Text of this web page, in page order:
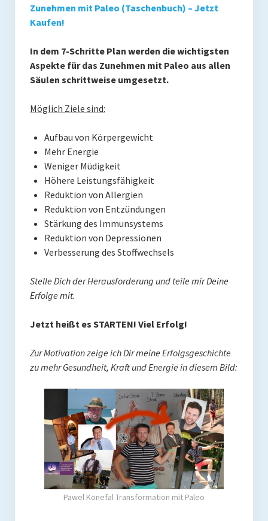
Zunehmen mit Paleo (Taschenbuch) – Jetzt
Kaufen!
In dem 7-Schritte Plan werden die wichtigsten
Aspekte für das Zunehmen mit Paleo aus allen
Säulen schrittweise umgesetzt.
Möglich Ziele sind:
Aufbau von Körpergewicht
Mehr Energie
Weniger Müdigkeit
Höhere Leistungsfähigkeit
Reduktion von Allergien
Reduktion von Entzündungen
Stärkung des Immunsystems
Reduktion von Depressionen
Verbesserung des Stoffwechsels
Stelle Dich der Herausforderung und teile mir Deine
Erfolge mit.
Jetzt heißt es STARTEN! Viel Erfolg!
Zur Motivation zeige ich Dir meine Erfolgsgeschichte
zu mehr Gesundheit, Kraft und Energie in diesem Bild:
Pawel Konefal Transformation mit Paleo